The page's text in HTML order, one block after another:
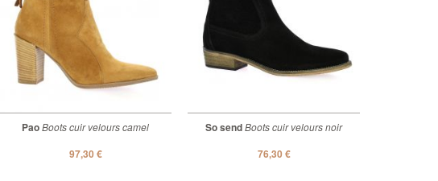
PaoBoots cuir velours camel
97,30 €
So sendBoots cuir velours noir
76,30 €